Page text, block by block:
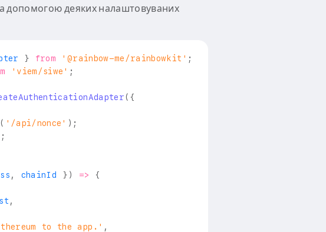
допомогою деяких налаштовуваних
} from '@rainbow-me/rainbowkit' ;
'viem/siwe' ;
( {
( '/api/nonce' ) ;
;
, chainId } ) =>
{
,
to the app.' ,